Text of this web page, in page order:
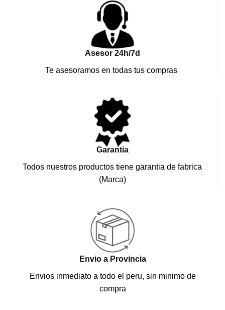
Asesor 24h/7d
Te asesoramos en todas tus compras
Garantia
Todos nuestros productos tiene garantia de fabrica
(Marca)
Envio a Provincia
Envios inmediato a todo el peru, sin minimo de
compra